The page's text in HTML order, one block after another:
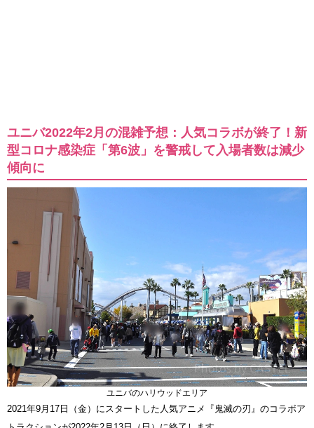
ユニバ2022年2月の混雑予想：人気コラボが終了！新
型コロナ感染症「第6波」を警戒して入場者数は減少
傾向に
ユニバのハリウッドエリア
2021年9月17日（金）にスタートした人気アニメ『鬼滅の刃』のコラボア